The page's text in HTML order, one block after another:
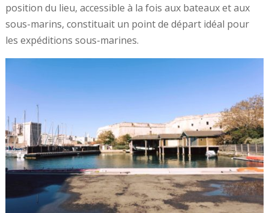
position du lieu, accessible à la fois aux bateaux et aux
sous-marins, constituait un point de départ idéal pour
les expéditions sous-marines.